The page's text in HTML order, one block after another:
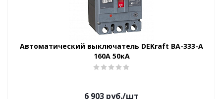
Автоматический выключатель DEKraft ВА-333-А
160А 50кА
6 903 руб./шт